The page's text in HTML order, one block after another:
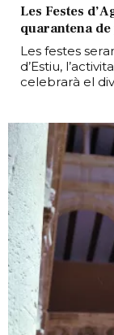
Les Festes
quarantena
Les festes
d’Estiu,
celebrarà el